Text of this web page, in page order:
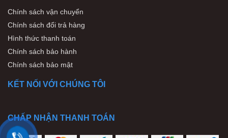
Chính sách vận chuyển
Chính sách đổi trả hàng
Hình thức thanh toán
Chính sách bảo hành
Chính sách bảo mật
KẾT NỐI VỚI CHÚNG TÔI
CHẤP NHẬN THANH TOÁN